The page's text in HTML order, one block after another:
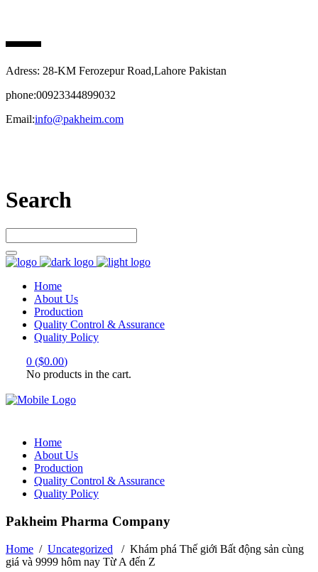
Adress: 28-KM Ferozepur Road,Lahore Pakistan
phone:00923344899032
Email:info@pakheim.com
Search
Home
About Us
Production
Quality Control & Assurance
Quality Policy
0 ($0.00)
No products in the cart.
Home
About Us
Production
Quality Control & Assurance
Quality Policy
Pakheim Pharma Company
Home / Uncategorized / Khám phá Thế giới Bất động sản cùng
giá và 9999 hôm nay Từ A đến Z